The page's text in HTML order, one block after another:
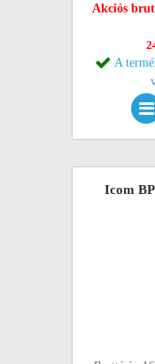
Akciós
A
Icom